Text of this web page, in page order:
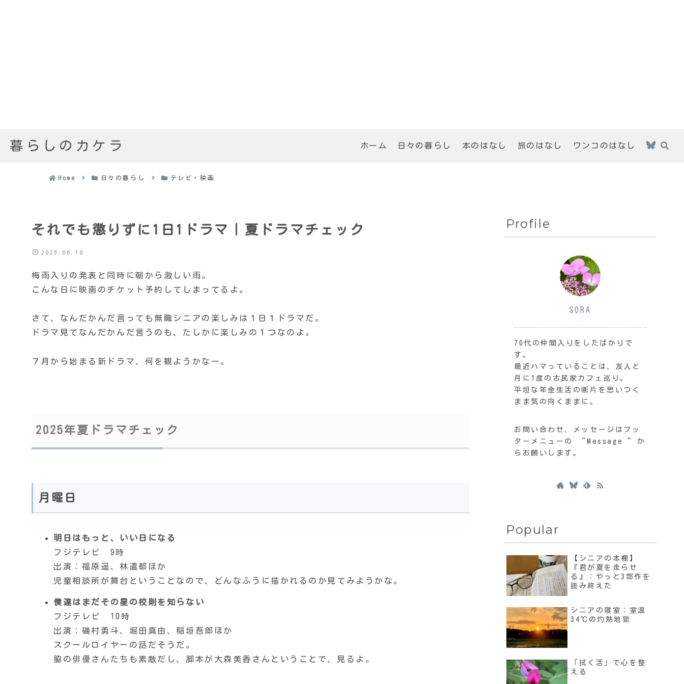
暮らしのカケラ ホーム 日々の暮らし 本のはなし 旅のはなし ワンコのはなし
Home 日々の暮らし テレビ・映画
それでも懲りずに1日1ドラマ｜夏ドラマチェック
2025.06.10
梅雨入りの発表と同時に朝から激しい雨。
こんな日に映画のチケット予約してしまってるよ。
さて、なんだかんだ言っても無職シニアの楽しみは１日１ドラマだ。
ドラマ見てなんだかんだ言うのも、たしかに楽しみの１つなのよ。
７月から始まる新ドラマ、何を観ようかなー。
2025年夏ドラマチェック
月曜日
明日はもっと、いい日になる
フジテレビ 9時
出演：福原遥、林遣都ほか
児童相談所が舞台ということなので、どんなふうに描かれるのか見てみようかな。
僕達はまだその星の校則を知らない
フジテレビ 10時
出演：磯村勇斗、堀田真由、稲垣吾郎ほか
スクールロイヤーの話だそうだ。
脇の俳優さんたちも素敵だし、脚本が大森美香さんということで、見るよ。
Profile
SORA
70代の仲間入りをしたばかりで
す。
最近ハマっていることは、友人と
月に1度の古民家カフェ巡り。
平坦な年金生活の断片を思いつく
まま気の向くままに。
お問い合わせ、メッセージはフッ
ターメニューの “Message“ か
らお願いします。
Popular
【シニアの本棚】
『君が夏を走らせ
る』：やっと3部作を
読み終えた
シニアの寝室：室温
34℃の灼熱地獄
「拭く活」で心を整
える